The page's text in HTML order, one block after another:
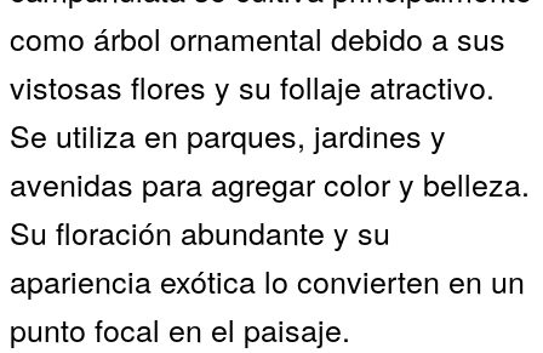
como árbol ornamental debido a sus
vistosas flores y su follaje atractivo.
Se utiliza en parques, jardines y
avenidas para agregar color y belleza.
Su floración abundante y su
apariencia exótica lo convierten en un
punto focal en el paisaje.